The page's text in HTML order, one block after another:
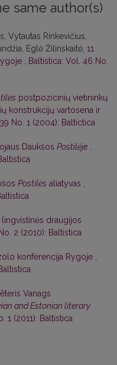
same author(s)
Vytautas Rinkevičius,
Eglė Žilinskaitė, 11
Baltistica: Vol. 46 No.
postpozicinių vietininkų
konstrukcijų vartosena ir
No. 1 (2004): Baltictica
Daukšos Postilėje
Postilės aliatyvas
draugijos
2 (2010): Baltistica
konferencija Rygoje
Vanags
and Estonian literary
1 (2011): Baltistica